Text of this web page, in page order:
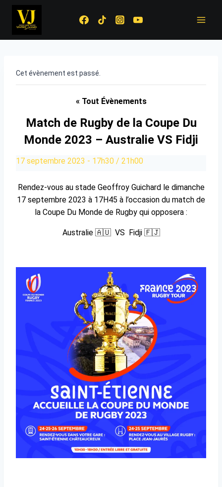
contenu
Cet évènement est passé.
« Tout Évènements
Match de Rugby de la Coupe Du
Monde 2023 – Australie VS Fidji
17 septembre 2023 - 17h30 / 21h00
Rendez-vous au stade Geoffroy Guichard le dimanche
17 septembre 2023 à 17H45 à l’occasion du match de
la Coupe Du Monde de Rugby qui opposera :
Australie 🇦🇺 VS Fidji 🇫🇯